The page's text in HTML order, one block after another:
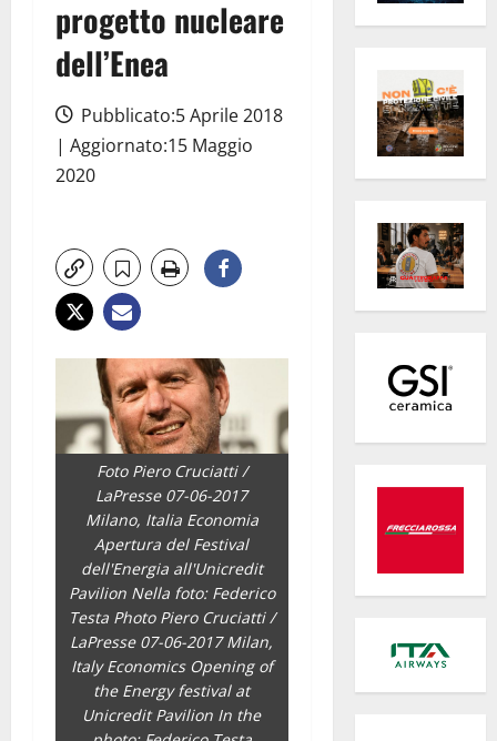
progetto nucleare
dell’Enea
Pubblicato:5 Aprile 2018
| Aggiornato:15 Maggio
2020
Foto Piero Cruciatti /
LaPresse 07-06-2017
Milano, Italia Economia
Apertura del Festival
dell'Energia all'Unicredit
Pavilion Nella foto: Federico
Testa Photo Piero Cruciatti /
LaPresse 07-06-2017 Milan,
Italy Economics Opening of
the Energy festival at
Unicredit Pavilion In the